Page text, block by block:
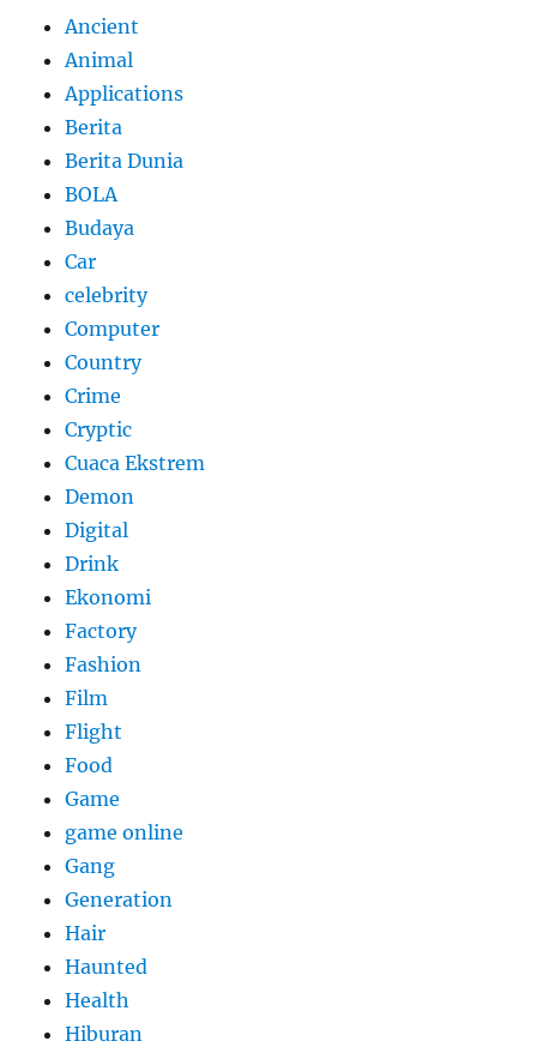
Ancient
Animal
Applications
Berita
Berita Dunia
BOLA
Budaya
Car
celebrity
Computer
Country
Crime
Cryptic
Cuaca Ekstrem
Demon
Digital
Drink
Ekonomi
Factory
Fashion
Film
Flight
Food
Game
game online
Gang
Generation
Hair
Haunted
Health
Hiburan